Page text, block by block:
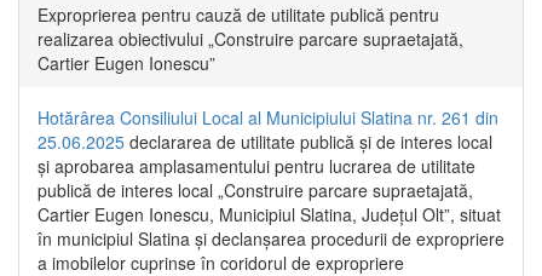
Exproprierea pentru cauză de utilitate publică pentru
realizarea obiectivului „Construire parcare supraetajată,
Cartier Eugen Ionescu”
Hotărârea Consiliului Local al Municipiului Slatina nr. 261 din
25.06.2025 declararea de utilitate publică și de interes local
și aprobarea amplasamentului pentru lucrarea de utilitate
publică de interes local „Construire parcare supraetajată,
Cartier Eugen Ionescu, Municipiul Slatina, Județul Olt”, situat
în municipiul Slatina și declanșarea procedurii de expropriere
a imobilelor cuprinse în coridorul de expropriere